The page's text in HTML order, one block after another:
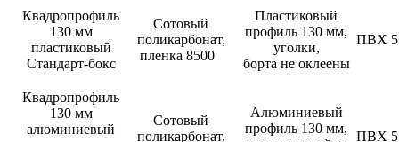
Квадропрофиль
130 мм
пластиковый
Стандарт-бокс
Сотовый
поликарбонат,
пленка 8500
Пластиковый
профиль 130 мм,
уголки,
борта не оклеены
ПВХ
Квадропрофиль
130 мм
алюминиевый
Сотовый
поликарбонат,
Алюминиевый
профиль 130 мм,
ПВХ